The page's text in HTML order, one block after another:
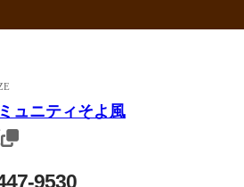
ュニティそよ風
9530